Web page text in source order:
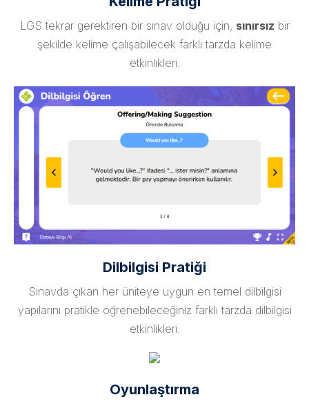
LGS tekrar gerektiren bir sınav olduğu için, sınırsız bir
şekilde kelime çalışabilecek farklı tarzda kelime
etkinlikleri.
Dilbilgisi Pratiği
Sınavda çıkan her üniteye uygun en temel dilbilgisi
yapılarını pratikle öğrenebileceğiniz farklı tarzda dilbilgisi
etkinlikleri.
Oyunlaştırma